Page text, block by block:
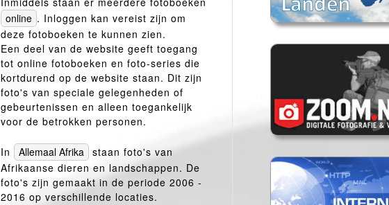
. Inloggen kan vereist zijn om
deze fotoboeken te kunnen zien.
Een deel van de website geeft toegang
tot online fotoboeken en foto-series die
kortdurend op de website staan. Dit zijn
foto's van speciale gelegenheden of
gebeurtenissen en alleen toegankelijk
voor de betrokken personen.
In
staan foto's van
Afrikaanse dieren en landschappen. De
foto's zijn gemaakt in de periode 2006 -
2016 op verschillende locaties.